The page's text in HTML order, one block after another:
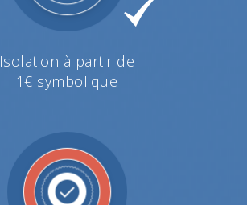
Isolation à partir de
1€ symbolique